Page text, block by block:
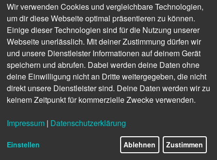
ERGEBNISVERWENDUNGSBESCHLUSS
UND ANDERE GEWINNRÜCKLAGEN
Die Gesellschafter beschlossen auf der 72. ordentlichen
Gesellschafterversammlung am 01. Juli 2021, den
Jahres­abschluss des Geschäftsjahres 2020 festzustellen
und den Jahresüberschuss des Geschäftsjahres 2020 in
Höhe von 1.611.255,80 Euro mit dem Gewinnvortrag
per 01.01.2020 in Höhe von 2.657.216,72 Euro zum
hinzuzurechnen und auf neue Rechnung vorzutragen.
Wir verwenden Cookies und vergleichbare Technologien,
um dir diese Webseite optimal präsentieren zu können.
Einige dieser Technologien sind für die Nutzung unserer
Webseite unerlässlich. Mit deiner Zustimmung dürfen wir
und unsere Dienstleister Informationen auf deinem Gerät
speichern und abrufen. Dabei werden deine Daten ohne
deine Einwilligung nicht an Dritte weitergegeben, die nicht
direkt unsere Dienstleister sind. Deine Daten werden wir zu
keinem Zeitpunkt für kommerzielle Zwecke verwenden.
Impressum | Datenschutzerklärung
Einstellen Ablehnen Zustimmen